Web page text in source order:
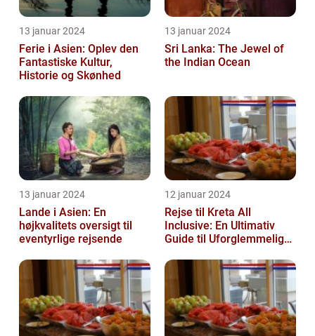
13 januar 2024
Ferie i Asien: Oplev den
Fantastiske Kultur,
Historie og Skønhed
13 januar 2024
Sri Lanka: The Jewel of
the Indian Ocean
13 januar 2024
Lande i Asien: En
højkvalitets oversigt til
eventyrlige rejsende
12 januar 2024
Rejse til Kreta All
Inclusive: En Ultimativ
Guide til Uforglemmelige